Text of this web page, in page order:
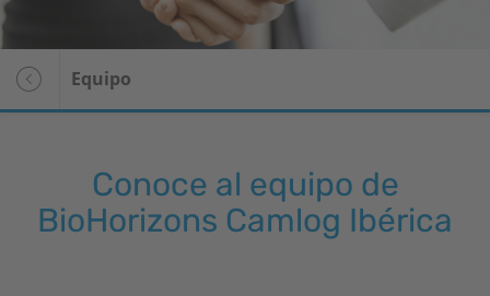
Equipo
Conoce al equipo de
BioHorizons Camlog Ibérica